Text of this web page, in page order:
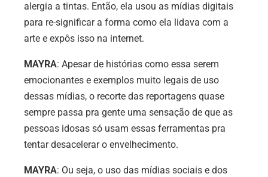
alergia a tintas. Então, ela usou as mídias digitais
para re-significar a forma como ela lidava com a
arte e expôs isso na internet.
MAYRA: Apesar de histórias como essa serem
emocionantes e exemplos muito legais de uso
dessas mídias, o recorte das reportagens quase
sempre passa pra gente uma sensação de que as
pessoas idosas só usam essas ferramentas pra
tentar desacelerar o envelhecimento.
MAYRA: Ou seja, o uso das mídias sociais e dos